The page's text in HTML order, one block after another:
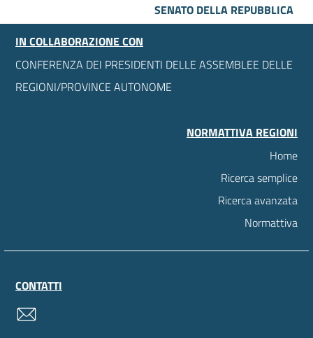
SENATO DELLA REPUBBLICA
IN COLLABORAZIONE CON
CONFERENZA DEI PRESIDENTI DELLE ASSEMBLEE DELLE
REGIONI/PROVINCE AUTONOME
NORMATTIVA REGIONI
Home
Ricerca semplice
Ricerca avanzata
Normattiva
CONTATTI